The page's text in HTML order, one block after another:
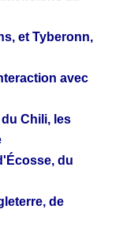
et Tyberonn,
avec
Chili, les
du
de